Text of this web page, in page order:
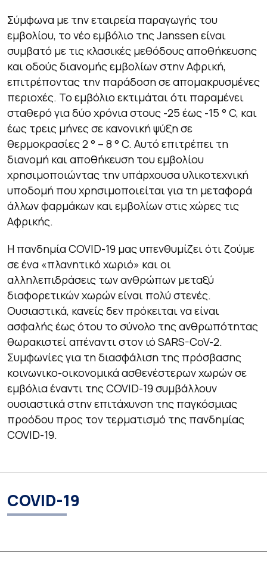
Σύμφωνα με την εταιρεία παραγωγής του
εμβολίου, το νέο εμβόλιο της Janssen είναι
συμβατό με τις κλασικές μεθόδους αποθήκευσης
και οδούς διανομής εμβολίων στην Αφρική,
επιτρέποντας την παράδοση σε απομακρυσμένες
περιοχές. Το εμβόλιο εκτιμάται ότι παραμένει
σταθερό για δύο χρόνια στους -25 έως -15 ° C, και
έως τρεις μήνες σε κανονική ψύξη σε
θερμοκρασίες 2 ° – 8 ° C. Αυτό επιτρέπει τη
διανομή και αποθήκευση του εμβολίου
χρησιμοποιώντας την υπάρχουσα υλικοτεχνική
υποδομή που χρησιμοποιείται για τη μεταφορά
άλλων φαρμάκων και εμβολίων στις χώρες τις
Αφρικής.
Η πανδημία COVID-19 μας υπενθυμίζει ότι ζούμε
σε ένα «πλανητικό χωριό» και οι
αλληλεπιδράσεις των ανθρώπων μεταξύ
διαφορετικών χωρών είναι πολύ στενές.
Ουσιαστικά, κανείς δεν πρόκειται να είναι
ασφαλής έως ότου το σύνολο της ανθρωπότητας
θωρακιστεί απέναντι στον ιό SARS-CoV-2.
Συμφωνίες για τη διασφάλιση της πρόσβασης
κοινωνικο-οικονομικά ασθενέστερων χωρών σε
εμβόλια έναντι της COVID-19 συμβάλλουν
ουσιαστικά στην επιτάχυνση της παγκόσμιας
προόδου προς τον τερματισμό της πανδημίας
COVID-19.
COVID-19